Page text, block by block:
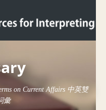
on Current Affairs 中英雙
彙